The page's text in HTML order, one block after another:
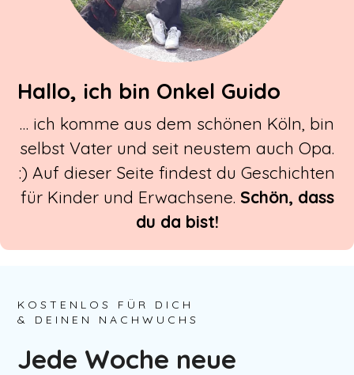
Hallo, ich bin Onkel Guido
… ich komme aus dem schönen Köln, bin
selbst Vater und seit neustem auch Opa.
:) Auf dieser Seite findest du Geschichten
für Kinder und Erwachsene. Schön, dass
du da bist!
KOSTENLOS FÜR DICH
& DEINEN NACHWUCHS
Jede Woche neue